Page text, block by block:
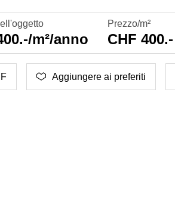
m²/anno
Prezzo/m²
CHF 400.-
Aggiungere ai preferiti